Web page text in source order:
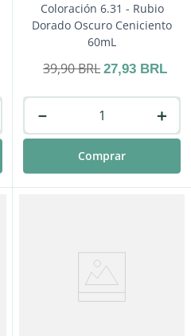
Coloración 6.31 - Rubio
Dorado Oscuro Ceniciento
60mL
39,90BRL 27,93 BRL
＋
－
Comprar